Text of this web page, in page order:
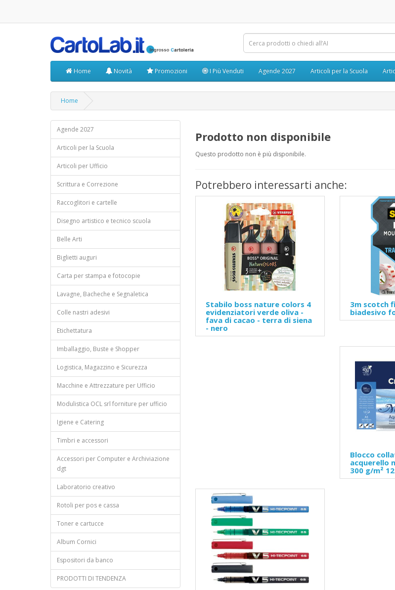
Home Novità Promozioni I Più Venduti Agende 2027 Articoli per la Scuola
Home
Agende 2027
Articoli per la Scuola
Articoli per Ufficio
Scrittura e Correzione
Raccoglitori e cartelle
Disegno artistico e tecnico scuola
Belle Arti
Biglietti auguri
Carta per stampa e fotocopie
Lavagne, Bacheche e Segnaletica
Colle nastri adesivi
Etichettatura
Imballaggio, Buste e Shopper
Logistica, Magazzino e Sicurezza
Macchine e Attrezzature per Ufficio
Modulistica OCL srl forniture per ufficio
Igiene e Catering
Timbri e accessori
Accessori per Computer e Archiviazione
dgt
Laboratorio creativo
Rotoli per pos e cassa
Toner e cartucce
Album Cornici
Espositori da banco
PRODOTTI DI TENDENZA
Prodotto non disponibile
Questo prodotto non è più disponibile.
Potrebbero interessarti anche:
Stabilo boss nature colors 4
evidenziatori verde oliva -
fava di cacao - terra di siena
- nero
3m scotch
biadesivo
Blocco
acquerello
300 g/m²